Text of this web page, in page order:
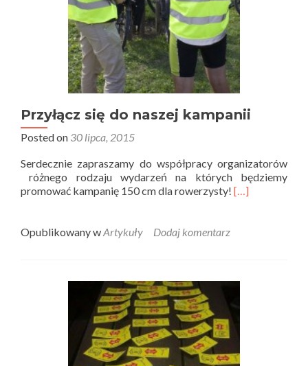
Przyłącz się do naszej kampanii
Posted on 30 lipca, 2015
Serdecznie zapraszamy do współpracy organizatorów
różnego rodzaju wydarzeń na których będziemy
promować kampanię 150 cm dla rowerzysty! […]
Opublikowany wArtykuły Dodaj komentarz